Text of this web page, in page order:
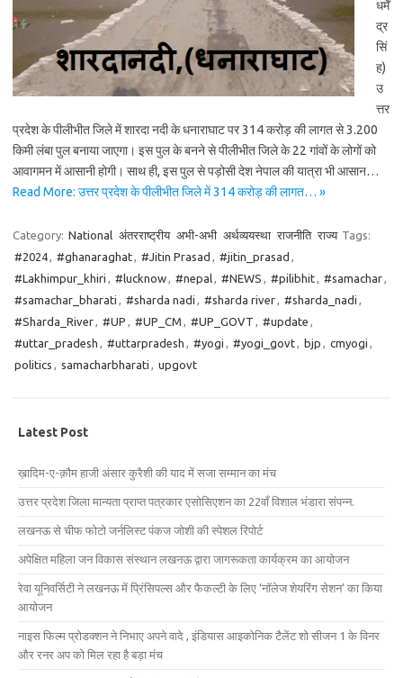
धर्में
द्र
सिं
ह)
उ
त्तर
प्रदेश के पीलीभीत जिले में शारदा नदी के धनाराघाट पर 314 करोड़ की लागत से 3.200
किमी लंबा पुल बनाया जाएगा। इस पुल के बनने से पीलीभीत जिले के 22 गांवों के लोगों को
आवागमन में आसानी होगी। साथ ही, इस पुल से पड़ोसी देश नेपाल की यात्रा भी आसान…
Read More: उत्तर प्रदेश के पीलीभीत जिले में 314 करोड़ की लागत… »
Category: National अंतरराष्ट्रीय अभी-अभी अर्थव्ययस्था राजनीति राज्य Tags:
#2024, #ghanaraghat, #Jitin Prasad , #jitin_prasad ,
#Lakhimpur_khiri , #lucknow, #nepal, #NEWS , #pilibhit, #samachar,
#samachar_bharati , #sharda nadi , #sharda river, #sharda_nadi ,
#Sharda_River, #UP , #UP_CM , #UP_GOVT , #update ,
#uttar_pradesh , #uttarpradesh , #yogi , #yogi_govt, bjp , cmyogi ,
politics , samacharbharati , upgovt
Latest Post
ख़ादिम-ए-क़ौम हाजी अंसार कुरैशी की याद में सजा सम्मान का मंच
उत्तर प्रदेश जिला मान्यता प्राप्त पत्रकार एसोसिएशन का 22वाँ विशाल भंडारा संपन्न.
लखनऊ से चीफ फोटो जर्नलिस्ट पंकज जोशी की स्पेशल रिपोर्ट
अपेक्षित महिला जन विकास संस्थान लखनऊ द्वारा जागरूकता कार्यक्रम का आयोजन
रेवा यूनिवर्सिटी ने लखनऊ में प्रिंसिपल्स और फैकल्टी के लिए ‘नॉलेज शेयरिंग सेशन’ का किया
आयोजन
नाइस फिल्म प्रोडक्शन ने निभाए अपने वादे , इंडियास आइकोनिक टैलेंट शो सीजन 1 के विनर
और रनर अप को मिल रहा है बड़ा मंच